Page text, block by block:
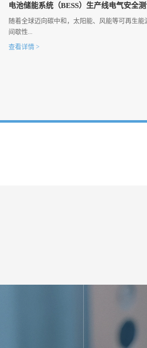
电池储能系统（BESS）生产线电气安全
随着全球迈向碳中和，太阳能、风能等可再生
间歇性...
查看详情 >